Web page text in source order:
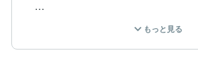
株式会社エドワードアンドカンパニ
もっと見る